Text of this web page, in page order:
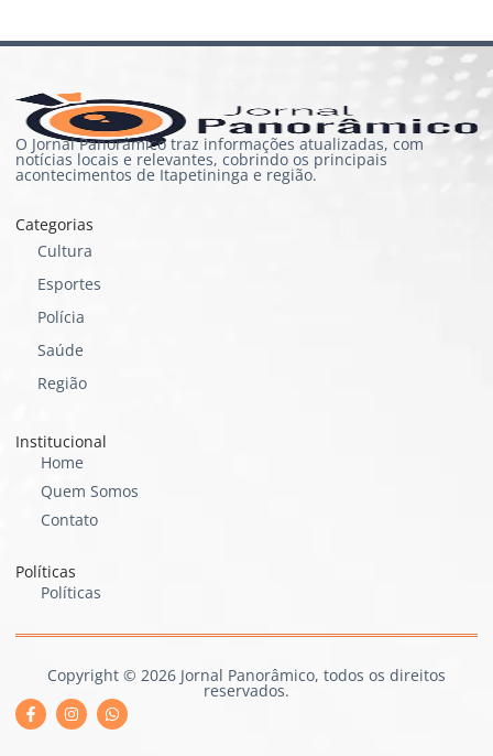
O Jornal Panorâmico traz informações atualizadas, com
notícias locais e relevantes, cobrindo os principais
acontecimentos de Itapetininga e região.
Categorias
Cultura
Esportes
Polícia
Saúde
Região
Institucional
Home
Quem Somos
Contato
Políticas
Políticas
Copyright © 2026 Jornal Panorâmico, todos os direitos
reservados.